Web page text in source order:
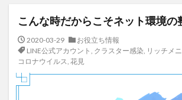
こんな時だからこそネット環境の
2020-03-29
お役立ち情報
LINE公式アカウント , クラスター感染, リッチメ
コロナウイルス, 花見